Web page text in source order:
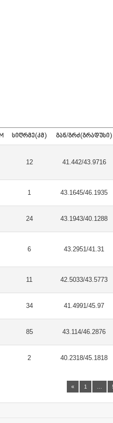
ᲡᲘᲦᲠᲛᲔ(ᲙᲛ) ᲒᲐᲜ/ᲒᲠᲫ(ᲒᲠᲐᲓᲣᲡᲘ)
12 41.442/43.9716
1 43.1645/46.1935
24 43.1943/40.1288
6 43.2951/41.31
11 42.5033/43.5773
34 41.4991/45.97
85 43.114/46.2876
2 40.2318/45.1818
« 1